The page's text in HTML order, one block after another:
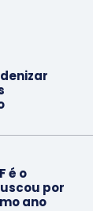
é o
por
ano